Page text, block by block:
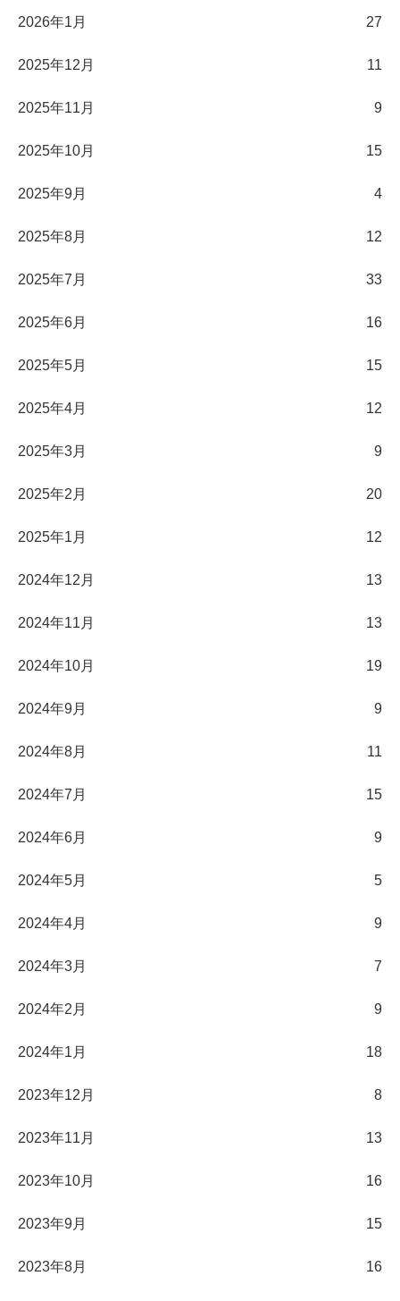
2026年1月 27
2025年12月 11
2025年11月 9
2025年10月 15
2025年9月 4
2025年8月 12
2025年7月 33
2025年6月 16
2025年5月 15
2025年4月 12
2025年3月 9
2025年2月 20
2025年1月 12
2024年12月 13
2024年11月 13
2024年10月 19
2024年9月 9
2024年8月 11
2024年7月 15
2024年6月 9
2024年5月 5
2024年4月 9
2024年3月 7
2024年2月 9
2024年1月 18
2023年12月 8
2023年11月 13
2023年10月 16
2023年9月 15
2023年8月 16